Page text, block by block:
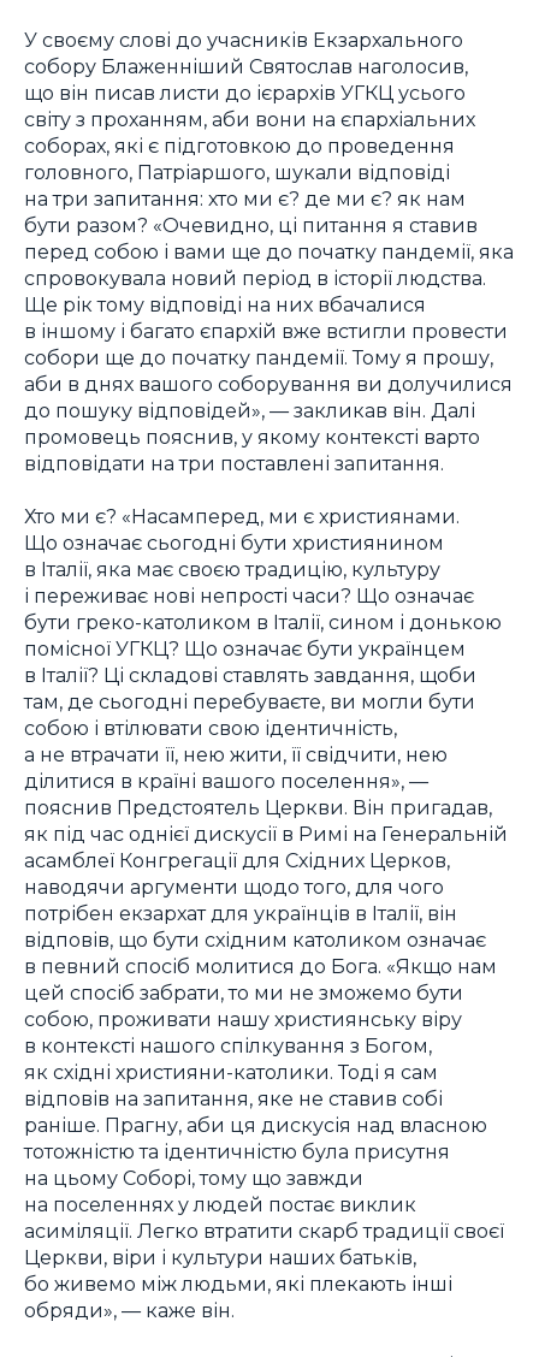
У своєму слові до учасників Екзархального
собору Блаженніший Святослав наголосив,
що він писав листи до ієрархів УГКЦ усього
світу з проханням, аби вони на єпархіальних
соборах, які є підготовкою до проведення
головного, Патріаршого, шукали відповіді
на три запитання: хто ми є? де ми є? як нам
бути разом? «Очевидно, ці питання я ставив
перед собою і вами ще до початку пандемії, яка
спровокувала новий період в історії людства.
Ще рік тому відповіді на них вбачалися
в іншому і багато єпархій вже встигли провести
собори ще до початку пандемії. Тому я прошу,
аби в днях вашого соборування ви долучилися
до пошуку відповідей», — закликав він. Далі
промовець пояснив, у якому контексті варто
відповідати на три поставлені запитання.
Хто ми є? «Насамперед, ми є християнами.
Що означає сьогодні бути християнином
в Італії, яка має своєю традицію, культуру
і переживає нові непрості часи? Що означає
бути греко-католиком в Італії, сином і донькою
помісної УГКЦ? Що означає бути українцем
в Італії? Ці складові ставлять завдання, щоби
там, де сьогодні перебуваєте, ви могли бути
собою і втілювати свою ідентичність,
а не втрачати її, нею жити, її свідчити, нею
ділитися в країні вашого поселення», —
пояснив Предстоятель Церкви. Він пригадав,
як під час однієї дискусії в Римі на Генеральній
асамблеї Конгрегації для Східних Церков,
наводячи аргументи щодо того, для чого
потрібен екзархат для українців в Італії, він
відповів, що бути східним католиком означає
в певний спосіб молитися до Бога. «Якщо нам
цей спосіб забрати, то ми не зможемо бути
собою, проживати нашу християнську віру
в контексті нашого спілкування з Богом,
як східні християни-католики. Тоді я сам
відповів на запитання, яке не ставив собі
раніше. Прагну, аби ця дискусія над власною
тотожністю та ідентичністю була присутня
на цьому Соборі, тому що завжди
на поселеннях у людей постає виклик
асиміляції. Легко втратити скарб традиції своєї
Церкви, віри і культури наших батьків,
бо живемо між людьми, які плекають інші
обряди», — каже він.